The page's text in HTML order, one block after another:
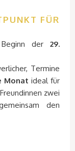
FÜR
der 29.
Termine
Monat ideal für
zwei
den